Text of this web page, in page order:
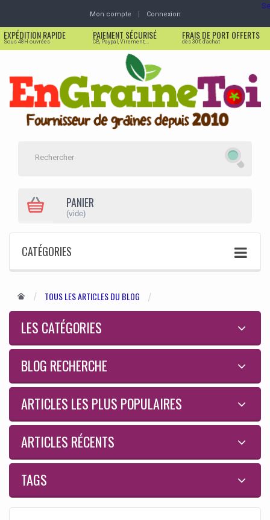
Mon compte Connexion
EXPÉDITION RAPIDE
Sous 48H ouvrées
PAIEMENT SÉCURISÉ
CB, Paypal, Virement,...
FRAIS DE PORT OFFERTS
dès 30€ d'achat
PANIER
(vide)
CATÉGORIES
TOUS LES ARTICLES DU BLOG
LES CATÉGORIES
BLOG RECHERCHE
ARTICLES LES PLUS POPULAIRES
ARTICLES RÉCENTS
TAGS